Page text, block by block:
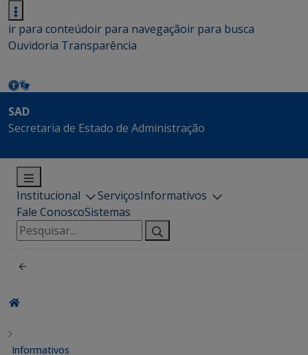
ir para conteúdoir para navegaçãoir para busca
Ouvidoria Transparência
SAD
Secretaria de Estado de Administração
Institucional ServiçosInformativos
Fale ConoscoSistemas
Pesquisar
por:
Informativos